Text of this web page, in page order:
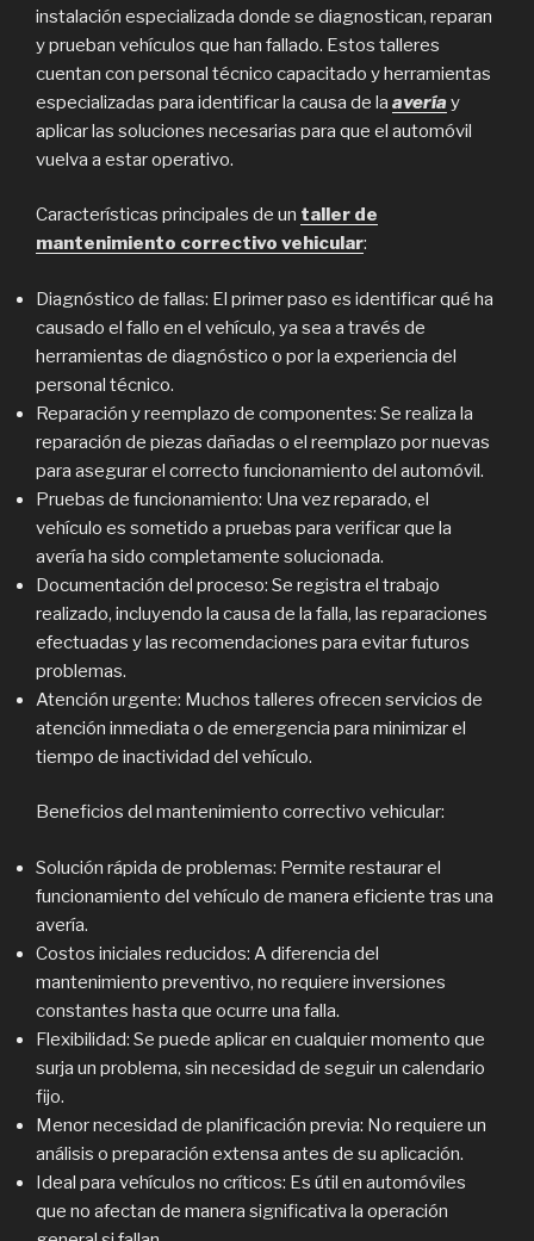
instalación especializada donde se diagnostican, reparan
y prueban vehículos que han fallado. Estos talleres
cuentan con personal técnico capacitado y herramientas
especializadas para identificar la causa de la avería y
aplicar las soluciones necesarias para que el automóvil
vuelva a estar operativo.
Características principales de un taller de
mantenimiento correctivo vehicular:
Diagnóstico de fallas: El primer paso es identificar qué ha
causado el fallo en el vehículo, ya sea a través de
herramientas de diagnóstico o por la experiencia del
personal técnico.
Reparación y reemplazo de componentes: Se realiza la
reparación de piezas dañadas o el reemplazo por nuevas
para asegurar el correcto funcionamiento del automóvil.
Pruebas de funcionamiento: Una vez reparado, el
vehículo es sometido a pruebas para verificar que la
avería ha sido completamente solucionada.
Documentación del proceso: Se registra el trabajo
realizado, incluyendo la causa de la falla, las reparaciones
efectuadas y las recomendaciones para evitar futuros
problemas.
Atención urgente: Muchos talleres ofrecen servicios de
atención inmediata o de emergencia para minimizar el
tiempo de inactividad del vehículo.
Beneficios del mantenimiento correctivo vehicular:
Solución rápida de problemas: Permite restaurar el
funcionamiento del vehículo de manera eficiente tras una
avería.
Costos iniciales reducidos: A diferencia del
mantenimiento preventivo, no requiere inversiones
constantes hasta que ocurre una falla.
Flexibilidad: Se puede aplicar en cualquier momento que
surja un problema, sin necesidad de seguir un calendario
fijo.
Menor necesidad de planificación previa: No requiere un
análisis o preparación extensa antes de su aplicación.
Ideal para vehículos no críticos: Es útil en automóviles
que no afectan de manera significativa la operación